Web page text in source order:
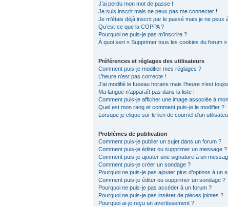
J’ai perdu mon mot de passe !
Je suis inscrit mais ne peux pas me connecter !
Je m’étais déjà inscrit par le passé mais je ne peux
Qu’est-ce que la COPPA ?
Pourquoi ne puis-je pas m’inscrire ?
À quoi sert « Supprimer tous les cookies du forum »
Préférences et réglages des utilisateurs
Comment puis-je modifier mes réglages ?
L’heure n’est pas correcte !
J’ai modifié le fuseau horaire mais l’heure n’est
Ma langue n’apparaît pas dans la liste !
Comment puis-je afficher une image associée à
Quel est mon rang et comment puis-je le modifier ?
Lorsque je clique sur le lien de courriel d’un
Problèmes de publication
Comment puis-je publier un sujet dans un forum ?
Comment puis-je éditer ou supprimer un message ?
Comment puis-je ajouter une signature à un
Comment puis-je créer un sondage ?
Pourquoi ne puis-je pas ajouter plus d’options à un
Comment puis-je éditer ou supprimer un sondage ?
Pourquoi ne puis-je pas accéder à un forum ?
Pourquoi ne puis-je pas insérer de pièces jointes ?
Pourquoi ai-je reçu un avertissement ?